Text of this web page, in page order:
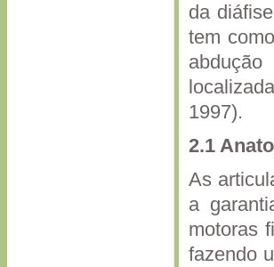
da
tem
1997).
2.1
As
a
motoras
fazendo